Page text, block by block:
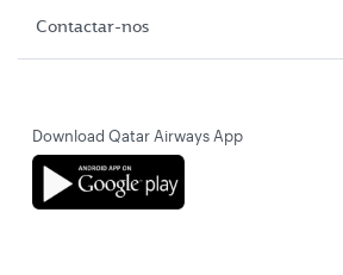
Contactar-nos
Download Qatar Airways App